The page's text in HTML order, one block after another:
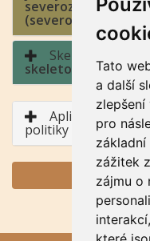
Tato
a další
pro
zážitek
zájmu o
interakcí,
severozápad,
(severozápad až
Skeletovitost
skeletovitá / půda
Aplikace BPEJ
politiky